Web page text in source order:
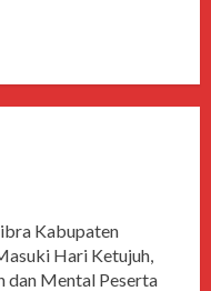
Kabupaten
Hari Ketujuh,
dan Mental Peserta